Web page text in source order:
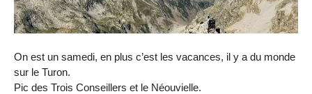
On est un samedi, en plus c’est les vacances, il y a du monde
sur le Turon.
Pic des Trois Conseillers et le Néouvielle.